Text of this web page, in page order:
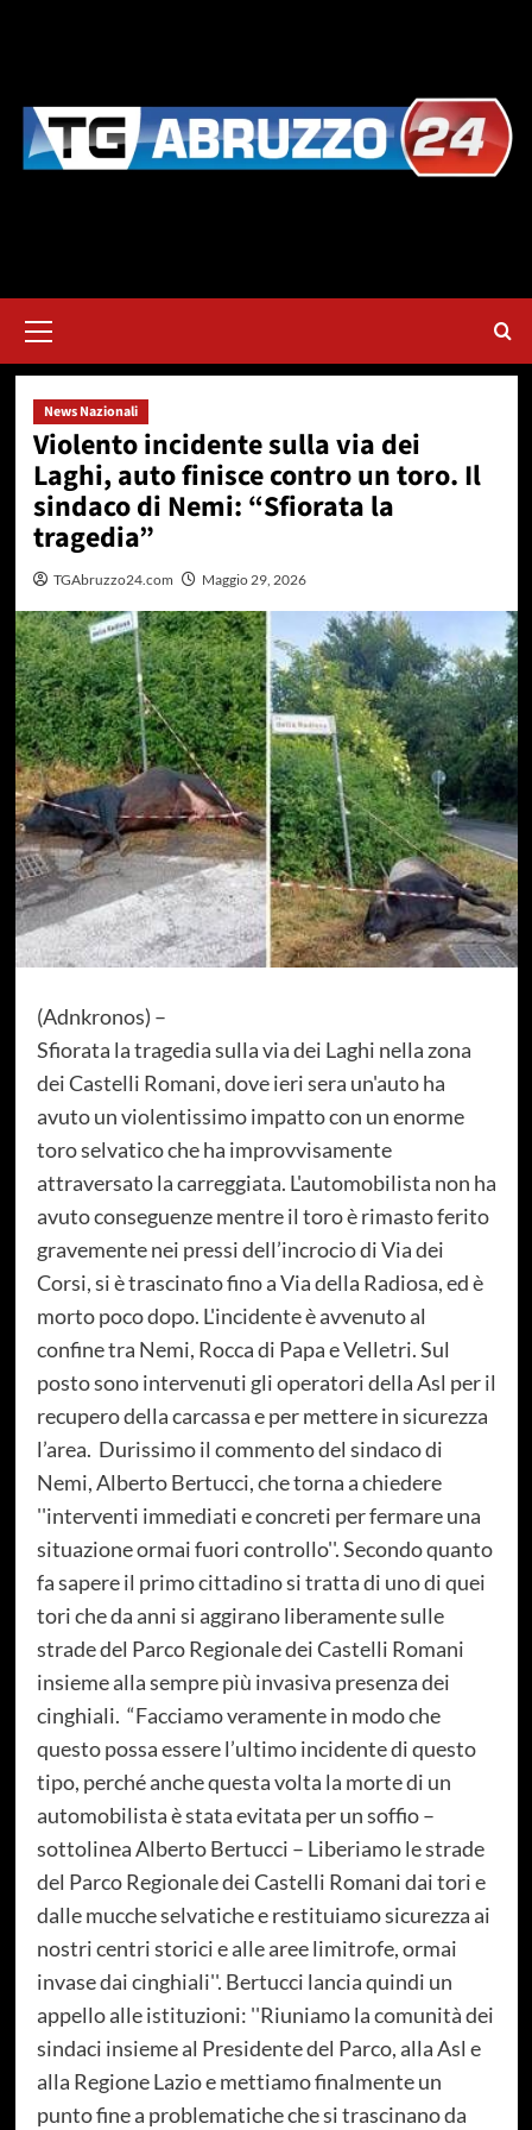
principale
News Nazionali
Violento incidente sulla via dei
Laghi, auto finisce contro un toro. Il
sindaco di Nemi: “Sfiorata la
tragedia”
TGAbruzzo24.com Maggio 29, 2026
(Adnkronos) –
Sfiorata la tragedia sulla via dei Laghi nella zona
dei Castelli Romani, dove ieri sera un'auto ha
avuto un violentissimo impatto con un enorme
toro selvatico che ha improvvisamente
attraversato la carreggiata. L'automobilista non ha
avuto conseguenze mentre il toro è rimasto ferito
gravemente nei pressi dell’incrocio di Via dei
Corsi, si è trascinato fino a Via della Radiosa, ed è
morto poco dopo. L'incidente è avvenuto al
confine tra Nemi, Rocca di Papa e Velletri. Sul
posto sono intervenuti gli operatori della Asl per il
recupero della carcassa e per mettere in sicurezza
l’area. Durissimo il commento del sindaco di
Nemi, Alberto Bertucci, che torna a chiedere
''interventi immediati e concreti per fermare una
situazione ormai fuori controllo''. Secondo quanto
fa sapere il primo cittadino si tratta di uno di quei
tori che da anni si aggirano liberamente sulle
strade del Parco Regionale dei Castelli Romani
insieme alla sempre più invasiva presenza dei
cinghiali. “Facciamo veramente in modo che
questo possa essere l’ultimo incidente di questo
tipo, perché anche questa volta la morte di un
automobilista è stata evitata per un soffio –
sottolinea Alberto Bertucci – Liberiamo le strade
del Parco Regionale dei Castelli Romani dai tori e
dalle mucche selvatiche e restituiamo sicurezza ai
nostri centri storici e alle aree limitrofe, ormai
invase dai cinghiali''. Bertucci lancia quindi un
appello alle istituzioni: ''Riuniamo la comunità dei
sindaci insieme al Presidente del Parco, alla Asl e
alla Regione Lazio e mettiamo finalmente un
punto fine a problematiche che si trascinano da